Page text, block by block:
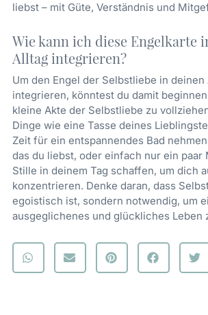
liebst – mit Güte, Verständnis und
Wie kann ich diese Engelkarte
Alltag integrieren?
Um den Engel der Selbstliebe in deinen
integrieren, könntest du damit
kleine Akte der Selbstliebe zu
Dinge wie eine Tasse deines
Zeit für ein entspannendes Bad
das du liebst, oder einfach nur ein paar
Stille in deinem Tag schaffen, um dich
konzentrieren. Denke daran, dass
egoistisch ist, sondern notwendig, um
ausgeglichenes und glückliches Leben